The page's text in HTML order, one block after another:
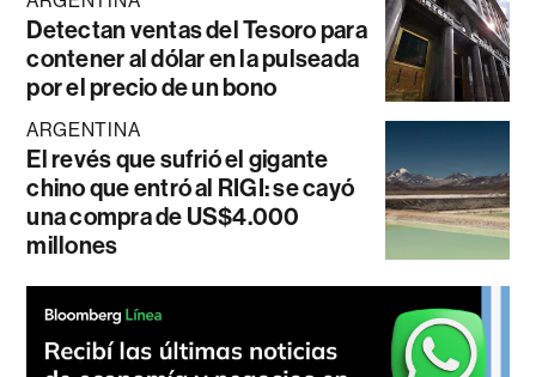
Detectan ventas del Tesoro para
contener al dólar en la pulseada
por el precio de un bono
ARGENTINA
El revés que sufrió el gigante
chino que entró al RIGI: se cayó
una compra de US$4.000
millones